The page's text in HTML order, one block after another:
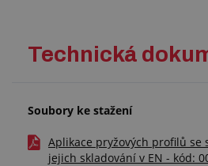
Technická
Soubory ke stažení
Aplikace pryžových profilů se
jejich skladování v EN - kód: